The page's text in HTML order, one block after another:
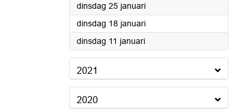
dinsdag 25 januari2022
dinsdag 18 januari2022
dinsdag 11 januari2022
2021
2020